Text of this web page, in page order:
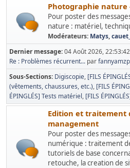
Photographie nature
Pour poster des
nature : matériel,
Modérateurs: Matys,
Dernier message:04 Août 2026, 22:53:42
Re : Problèmes récurrent... par
Sous-Sections Digiscopie [FILS
(vêtements, chaussures, etc.) [FILS
ÉPINGLÉS] Tests matériel [FILS
Edition et traitement
management
Pour poster des
numérique : traitement
tutoriels de base
retouche, la creation de